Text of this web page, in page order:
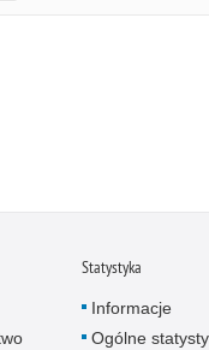
Statystyka
Informacje
Ogólne